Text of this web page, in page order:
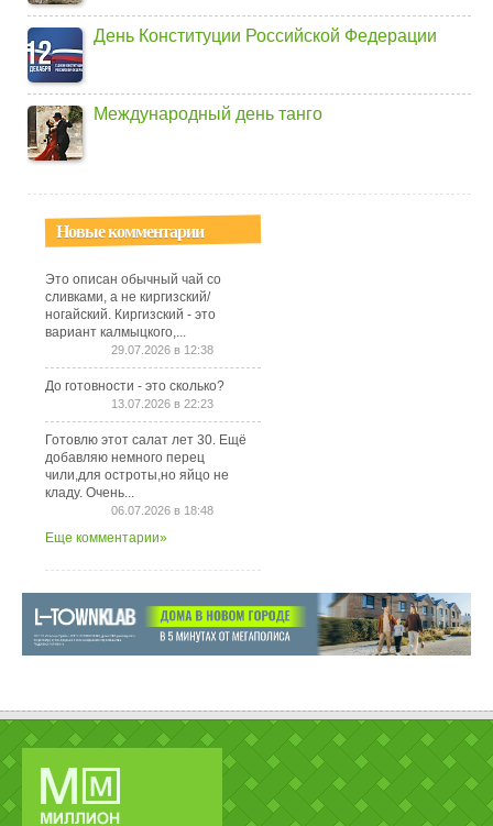
День Конституции Российской Федерации
Международный день танго
Новые комментарии
Это описан обычный чай со
сливками, а не киргизский/
ногайский. Киргизский - это
вариант калмыцкого,...
29.07.2026 в 12:38
До готовности - это сколько?
13.07.2026 в 22:23
Готовлю этот салат лет 30. Ещё
добавляю немного перец
чили,для остроты,но яйцо не
кладу. Очень...
06.07.2026 в 18:48
Еще комментарии»